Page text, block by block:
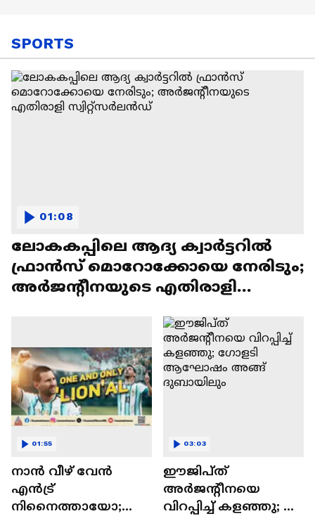
SPORTS
ലോകകപ്പിലെ ആദ്യ ക്വാർട്ടറിൽ
ഫ്രാൻസ് മൊറോക്കോയെ നേരിടും;
അർജന്റീനയുടെ എതിരാളി
01:08
നാന്‍ വീഴ് വേന്‍
എന്‍ട്ര്
നിനെെത്തായോ;
01:55
ഈജിപ്ത്
അർജന്റീനയെ
വിറപ്പിച്ച് കളഞ്ഞു; ​
03:03